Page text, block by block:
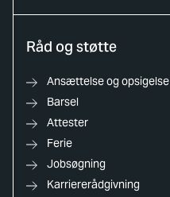
Råd og støtte
Ansættelse og opsigelse
Barsel
Attester
Ferie
Jobsøgning
Karriererådgivning